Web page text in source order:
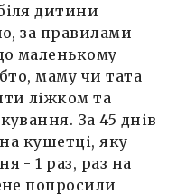
дитини
за правилами
маленькому
маму чи тата
ліжком та
За 45 днів
кушетці, яку
- 1 раз, раз на
попросили